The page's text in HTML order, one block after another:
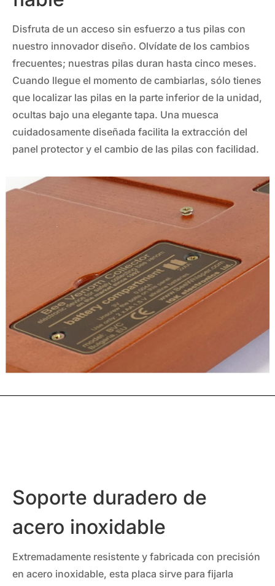
Disfruta de un acceso sin esfuerzo a tus pilas con
nuestro innovador diseño. Olvídate de los cambios
frecuentes; nuestras pilas duran hasta cinco meses.
Cuando llegue el momento de cambiarlas, sólo tienes
que localizar las pilas en la parte inferior de la unidad,
ocultas bajo una elegante tapa. Una muesca
cuidadosamente diseñada facilita la extracción del
panel protector y el cambio de las pilas con facilidad.
Soporte duradero de
acero inoxidable
Extremadamente resistente y fabricada con precisión
en acero inoxidable, esta placa sirve para fijarla